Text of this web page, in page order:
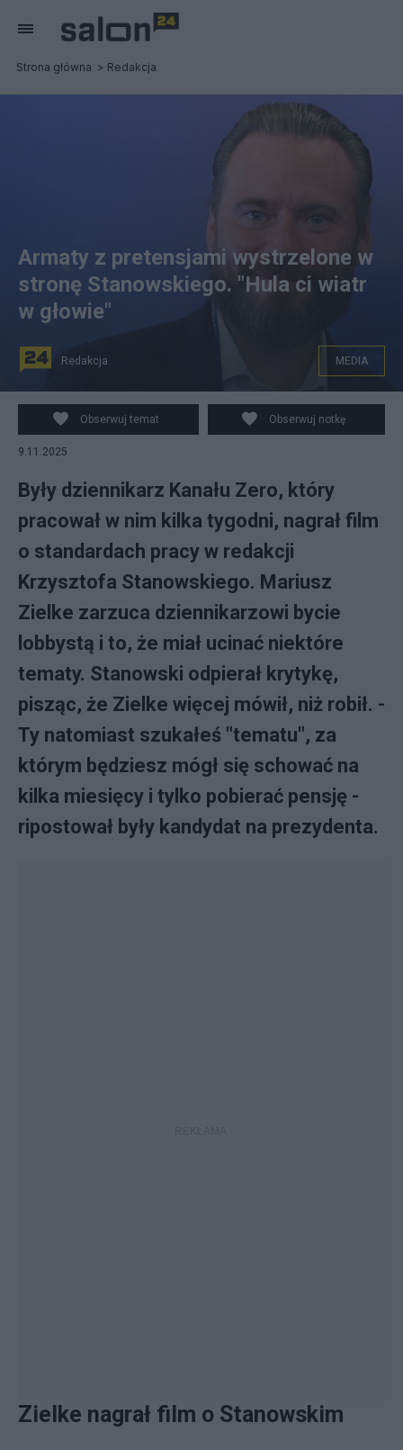
Strona główna Redakcja
Armaty z pretensjami wystrzelone w
stronę Stanowskiego. "Hula ci wiatr
w głowie"
Redakcja MEDIA
Obserwuj temat Obserwuj notkę
9.11.2025
Były dziennikarz Kanału Zero, który
pracował w nim kilka tygodni, nagrał film
o standardach pracy w redakcji
Krzysztofa Stanowskiego. Mariusz
Zielke zarzuca dziennikarzowi bycie
lobbystą i to, że miał ucinać niektóre
tematy. Stanowski odpierał krytykę,
pisząc, że Zielke więcej mówił, niż robił. -
Ty natomiast szukałeś "tematu", za
którym będziesz mógł się schować na
kilka miesięcy i tylko pobierać pensję -
ripostował były kandydat na prezydenta.
Zielke nagrał film o Stanowskim